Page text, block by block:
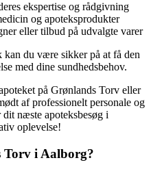
ekspertise og rådgivning
og apoteksprodukter
eller tilbud på udvalgte varer
kan du være sikker på at få den
med dine sundhedsbehov.
på Grønlands Torv eller
af professionelt personale og
næste apoteksbesøg i
oplevelse!
Torv i Aalborg?